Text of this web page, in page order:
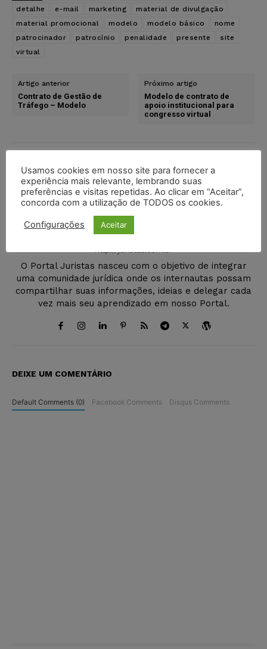
detalhe
e-mail marketing
material de divulgação
material promocional
modelo modelo básico
nome
patrocinador
patrocínio penalidade presente
site
virtual
Artigo anterior
Contrato de Gestão de
Tráfego – Modelo
Próximo artigo
Modelo de contrato de
apoio institucional para
congresso virtual
Juristas
http://juristas.com.br
O Portal Juristas nasceu com o objetivo de integrar
uma comunidade jurídica onde os internautas possam
compartilhar suas informações, ideias e delegar cada
vez mais seu aprendizado em nosso Portal.
DEIXE UM COMENTÁRIO
Default Comments (0) Facebook Comments Disqus Comments
Usamos cookies em nosso site para fornecer a
experiência mais relevante, lembrando suas
preferências e visitas repetidas. Ao clicar em “Aceitar”,
concorda com a utilização de TODOS os cookies.
Configurações Aceitar